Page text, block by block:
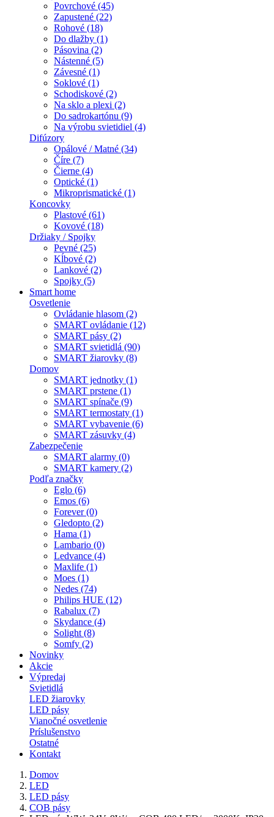
Povrchové (45)
Zapustené (22)
Rohové (18)
Do dlažby (1)
Pásovina (2)
Nástenné (5)
Závesné (1)
Soklové (1)
Schodiskové (2)
Na sklo a plexi (2)
Do sadrokartónu (9)
Na výrobu svietidiel (4)
Difúzory
Opálové / Matné (34)
Číre (7)
Čierne (4)
Optické (1)
Mikroprismatické (1)
Koncovky
Plastové (61)
Kovové (18)
Držiaky / Spojky
Pevné (25)
Kĺbové (2)
Lankové (2)
Spojky (5)
Smart home
Osvetlenie
Ovládanie hlasom (2)
SMART ovládanie (12)
SMART pásy (2)
SMART svietidlá (90)
SMART žiarovky (8)
Domov
SMART jednotky (1)
SMART prstene (1)
SMART spínače (9)
SMART termostaty (1)
SMART vybavenie (6)
SMART zásuvky (4)
Zabezpečenie
SMART alarmy (0)
SMART kamery (2)
Podľa značky
Eglo (6)
Emos (6)
Forever (0)
Gledopto (2)
Hama (1)
Lambario (0)
Ledvance (4)
Maxlife (1)
Moes (1)
Nedes (74)
Philips HUE (12)
Rabalux (7)
Skydance (4)
Solight (8)
Somfy (2)
Novinky
Akcie
Výpredaj
Svietidlá
LED žiarovky
LED pásy
Vianočné osvetlenie
Príslušenstvo
Ostatné
Kontakt
Domov
LED
LED pásy
COB pásy